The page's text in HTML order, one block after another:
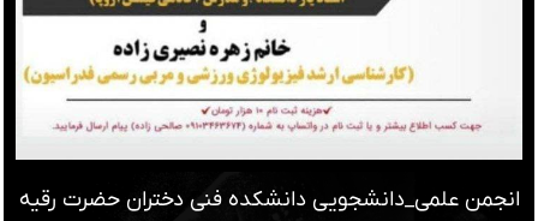
انجمن علمی_دانشجویی دانشکده فنی دختران حضرت رقیه